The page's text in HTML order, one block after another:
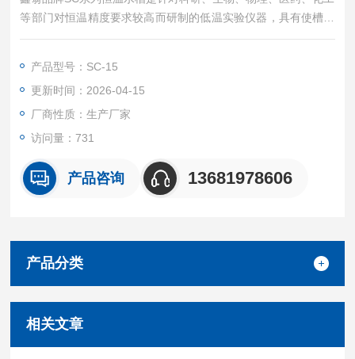
等部门对恒温精度要求较高而研制的低温实验仪器，具有使槽内
温度与均匀、智能控温更精确等特点.亦可作为普通温度计及其它
产品型号：SC-15
更新时间：2026-04-15
厂商性质：生产厂家
访问量：731
产品咨询 13681978606
产品分类
相关文章